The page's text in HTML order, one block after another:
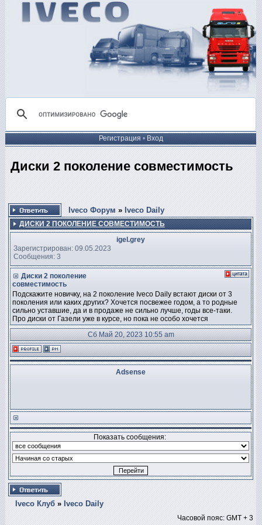
Регистрация • Вход
Диски 2 поколение совместимость
Iveco Форум » Iveco Daily
ДИСКИ 2 ПОКОЛЕНИЕ СОВМЕСТИМОСТЬ
igel.grey
Зарегистрирован: 09.05.2023
Сообщения: 3
Диски 2 поколение
совместимость
Подскажите новичку, на 2 поколение Iveco Daily встают диски от 3
поколения или каких других? Хочется посвежее годом, а то родные
сильно уставшие, да и в продаже не сильно лучше, годы все-таки.
Про диски от Газели уже в курсе, но пока не особо хочется
Сб Май 20, 2023 10:55 am
Adsense
Показать сообщения:
Iveco Клуб » Iveco Daily
Часовой пояс: GMT + 3